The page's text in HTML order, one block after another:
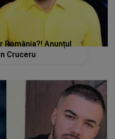
România?! Anunțul
Cruceru